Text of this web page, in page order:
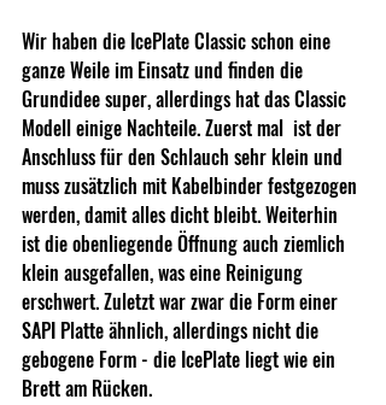
Wir haben die IcePlate Classic schon eine
ganze Weile im Einsatz und finden die
Grundidee super, allerdings hat das Classic
Modell einige Nachteile. Zuerst mal  ist der
Anschluss für den Schlauch sehr klein und
muss zusätzlich mit Kabelbinder festgezogen
werden, damit alles dicht bleibt. Weiterhin
ist die obenliegende Öffnung auch ziemlich
klein ausgefallen, was eine Reinigung
erschwert. Zuletzt war zwar die Form einer
SAPI Platte ähnlich, allerdings nicht die
gebogene Form - die IcePlate liegt wie ein
Brett am Rücken.